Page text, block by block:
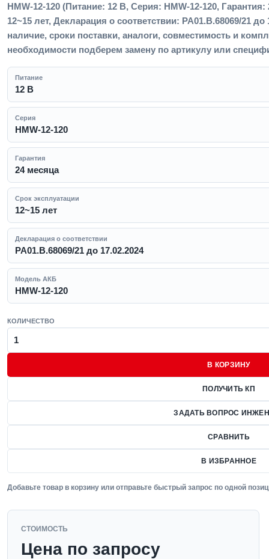
HMW-12-120 (Питание: 12 В, Серия: HMW-12-120,
12~15 лет, Декларация о соответствии: РА01.В.68069/21 до
наличие, сроки поставки, аналоги, совместимость и
необходимости подберем замену по артикулу или
Питание
12 В
Серия
HMW-12-120
Гарантия
24 месяца
Срок эксплуатации
12~15 лет
Декларация о соответствии
РА01.В.68069/21 до 17.02.2024
Модель АКБ
HMW-12-120
КОЛИЧЕСТВО
В КОРЗИНУ
ПОЛУЧИТЬ КП
ЗАДАТЬ ВОПРОС
СРАВНИТЬ
В ИЗБРАННОЕ
Добавьте товар в корзину или отправьте быстрый запрос по одной
СТОИМОСТЬ
Цена по запросу